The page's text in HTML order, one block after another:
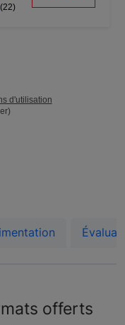
(22)
d'utilisation
offerts